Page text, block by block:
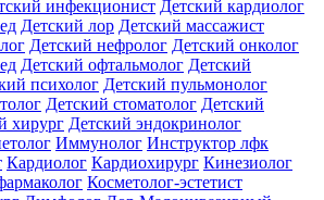
инфекционист Детский кардиолог
Детский лор Детский массажист
Детский нефролог Детский онколог
Детский офтальмолог Детский
психолог Детский пульмонолог
Детский стоматолог Детский
хирург Детский эндокринолог
Иммунолог Инструктор лфк
Кардиолог Кардиохирург Кинезиолог
Косметолог-эстетист